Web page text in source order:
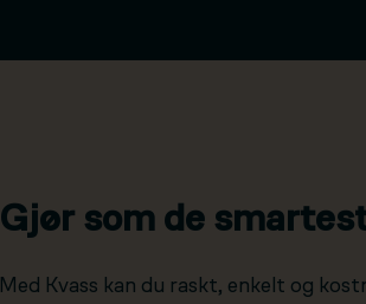
Gjør som de
Med Kvass kan du raskt, enkelt og